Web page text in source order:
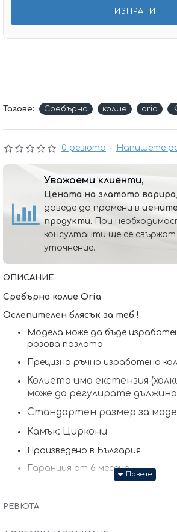
0 ревюта - Напишете
Тагове: Сребърно колие oria
Уважаеми клиенти,
Цената на златото варира,
доведе до промени в
продукти. При
консултанти ще се свържат
уточнение.
ОПИСАНИЕ
Сребърно колие Oria
Ослепителен блясък за теб !
Модела може да бъде
розова позлата
Прецизно ръчно изработено
Koлието има екстензия
може да регулирате
Стандартен размер за
Камък: Циркони
Произведено в България
Гаранция от 6 месеца
РЕВЮТА